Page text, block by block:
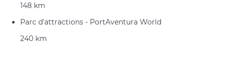
148 km
Parc d'attractions - PortAventura World
240 km